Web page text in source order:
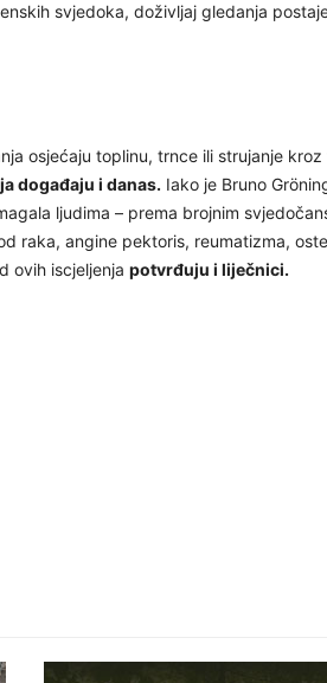
svjedoka, doživljaj gledanja
osjećaju toplinu, trnce ili strujanje kroz
događaju i danas. Iako je Bruno
ljudima – prema brojnim
raka, angine pektoris, reumatizma,
ovih iscjeljenja potvrđuju i liječnici.